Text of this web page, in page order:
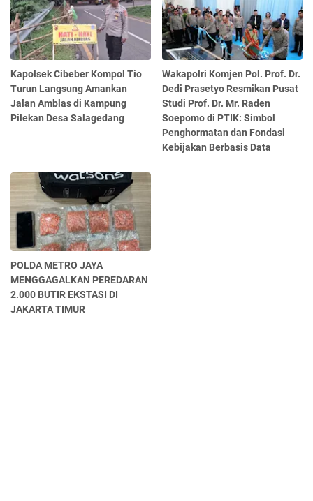
Kapolsek Cibeber Kompol Tio
Turun Langsung Amankan
Jalan Amblas di Kampung
Pilekan Desa Salagedang
Wakapolri Komjen Pol. Prof. Dr.
Dedi Prasetyo Resmikan Pusat
Studi Prof. Dr. Mr. Raden
Soepomo di PTIK: Simbol
Penghormatan dan Fondasi
Kebijakan Berbasis Data
POLDA METRO JAYA
MENGGAGALKAN PEREDARAN
2.000 BUTIR EKSTASI DI
JAKARTA TIMUR